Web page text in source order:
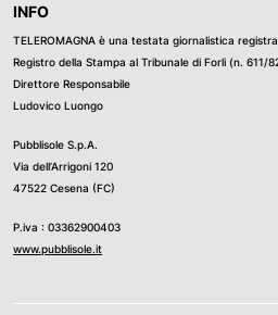
INFO
TELEROMAGNA è una testata giornalistica
Registro della Stampa al Tribunale di Forli (n. 611/
Direttore Responsabile
Ludovico Luongo
Pubblisole S.p.A.
Via dell’Arrigoni 120
47522 Cesena (FC)
P.iva : 03362900403
www.pubblisole.it